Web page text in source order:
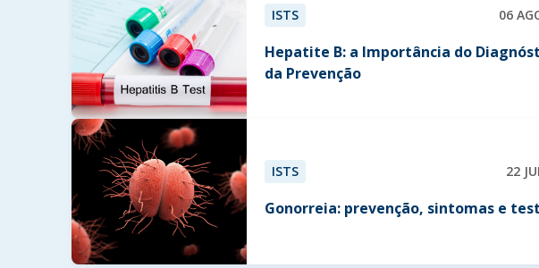
ISTS 06
Hepatite B: a Importância do
da Prevenção
ISTS 22
Gonorreia: prevenção, sintomas e